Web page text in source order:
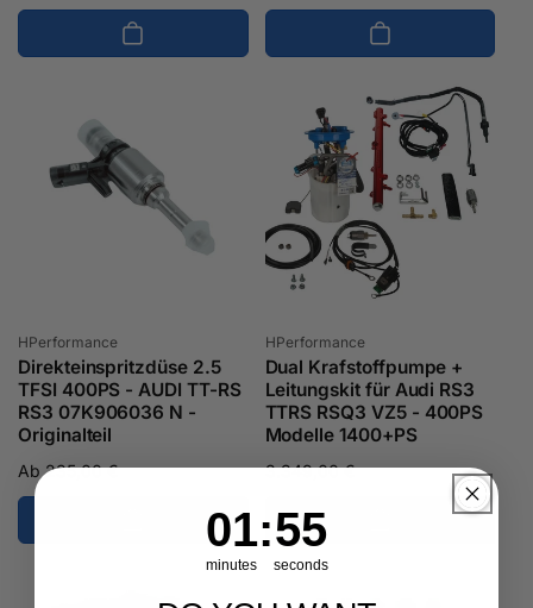
Preis
Anbieter:
HPerformance
Direkteinspritzdüse 2.5
TFSI 400PS - AUDI TT-RS
RS3 07K906036 N -
Originalteil
Normaler
Preis
Ab 235,00 €
Anbieter:
HPerformance
Dual Krafstoffpumpe +
Leitungskit für Audi RS3
TTRS RSQ3 VZ5 - 400PS
Modelle 1400+PS
Normaler
3.349,00 €
Countdown ends in:
1
01
minutes
: 54
54
seconds